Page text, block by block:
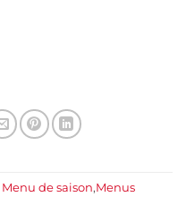
Menu de saison,Menus